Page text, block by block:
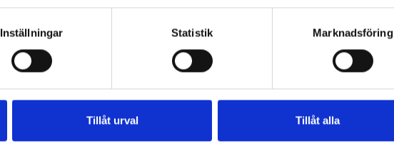
Inställningar Statistik Marknadsföring
Tillåt urval Tillåt alla